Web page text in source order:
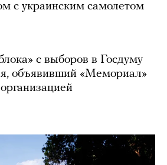
с украинским самолетом
с выборов в Госдуму
объявивший «Мемориал»